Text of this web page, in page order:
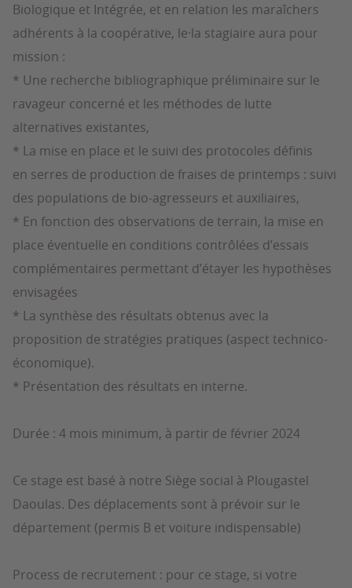
Biologique et Intégrée, et en relation les maraîchers
adhérents à la coopérative, le·la stagiaire aura pour
mission :
* Une recherche bibliographique préliminaire sur le
ravageur concerné et les méthodes de lutte
alternatives existantes,
* La mise en place et le suivi des protocoles définis
en serres de production de fraises de printemps : suivi
des populations de bio-agresseurs et auxiliaires,
* En fonction des observations de terrain, la mise en
place éventuelle en conditions contrôlées d’essais
complémentaires permettant d’étayer les hypothèses
envisagées
* La synthèse des résultats obtenus avec la
proposition de stratégies pratiques (aspect technico-
économique).
* Présentation des résultats en interne.
Durée : 4 mois minimum, à partir de février 2024
Ce stage est basé à notre Siège social à Plougastel
Daoulas. Des déplacements sont à prévoir sur le
département (permis B et voiture indispensable)
Process de recrutement : pour ce stage, si votre